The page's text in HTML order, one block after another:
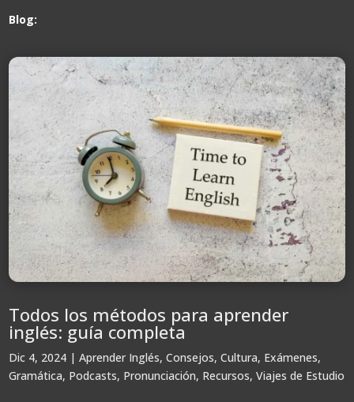
Blog:
Todos los métodos para aprender
inglés: guía completa
Dic 4, 2024 |Aprender Inglés,Consejos,Cultura, Exámenes,
Gramática, Podcasts, Pronunciación, Recursos,Viajes de Estudio